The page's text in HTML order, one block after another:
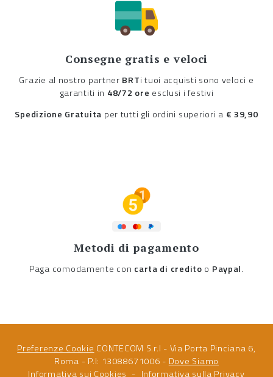
Consegne gratis e veloci
Grazie al nostro partner BRTi tuoi acquisti sono veloci e
garantiti in 48/72 ore esclusi i festivi
Spedizione Gratuita per tutti gli ordini superiori a € 39,90
Metodi di pagamento
Paga comodamente con carta di credito o Paypal.
Preferenze Cookie CONTECOM S.r.l - Via Porta Pinciana 6,
Roma - P.I: 13088671006 - Dove Siamo
Informativa sui Cookies
Informativa sulla Privacy